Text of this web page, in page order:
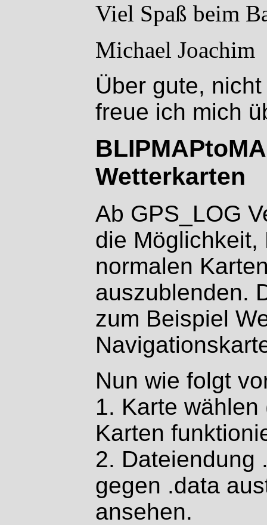
Viel Spaß beim
Michael Joachim
Über gute,
freue ich mich
Wetterkarten
Ab GPS_LOG
die Möglichkeit,
normalen
auszublenden.
zum Beispiel
Nun wie folgt
1. Karte
Karten
2. Dateiendung
gegen .data
ansehen.